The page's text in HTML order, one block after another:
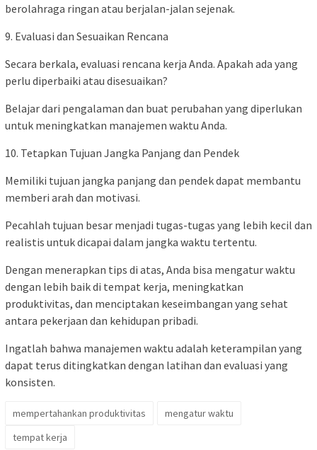
berolahraga ringan atau berjalan-jalan sejenak.
9. Evaluasi dan Sesuaikan Rencana
Secara berkala, evaluasi rencana kerja Anda. Apakah ada yang
perlu diperbaiki atau disesuaikan?
Belajar dari pengalaman dan buat perubahan yang diperlukan
untuk meningkatkan manajemen waktu Anda.
10. Tetapkan Tujuan Jangka Panjang dan Pendek
Memiliki tujuan jangka panjang dan pendek dapat membantu
memberi arah dan motivasi.
Pecahlah tujuan besar menjadi tugas-tugas yang lebih kecil dan
realistis untuk dicapai dalam jangka waktu tertentu.
Dengan menerapkan tips di atas, Anda bisa mengatur waktu
dengan lebih baik di tempat kerja, meningkatkan
produktivitas, dan menciptakan keseimbangan yang sehat
antara pekerjaan dan kehidupan pribadi.
Ingatlah bahwa manajemen waktu adalah keterampilan yang
dapat terus ditingkatkan dengan latihan dan evaluasi yang
konsisten.
mempertahankan produktivitas
mengatur waktu
tempat kerja